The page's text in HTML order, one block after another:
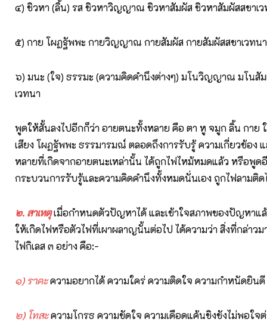
๔) ชิวหา (ลิ้น) รส ชิวหาวิญญาณ ชิวหาสัมผัส ชิวหาสัมผัสสชาเ
๕) กาย โผฏฐัพพะ กายวิญญาณ กายสัมผัส กายสัมผัสสชาเวทนา
๖) มนะ (ใจ) ธรรมะ (ความคิดคำนึงต่างๆ) มโนวิญญาณ มโนสั
เวทนา
พูดให้สั้นลงไปอีกก็ว่า อายตนะทั้งหลาย คือ ตา หู จมูก ลิ้น กาย
เสียง โผฏฐัพพะ ธรรมารมณ์ ตลอดถึงการรับรู้ ความเกี่ยวข้อง
หลายที่เกิดจากอายตนะเหล่านั้น ได้ถูกไฟไหม้หมดแล้ว หรือพูด
กระบวนการรับรู้และความคิดคำนึงทั้งหมดนั่นเอง ถูกไฟลามติ
๒. สาเหตุเมื่อกำหนดตัวปัญหาได้ และเข้าใจสภาพของปัญหาแ
ให้เกิดไฟหรือตัวไฟที่เผาผลาญนั้นต่อไป ได้ความว่า สิ่งที่กล่าว
ไฟกิเลส ๓ อย่าง คือ:-
๑) ราคะความอยากได้ ความใคร่ ความติดใจ ความกำหนัดยินดี
๒) โทสะความโกรธ ความขัดใจ ความเดือดแค้นชิงชังไม่พอใจต่